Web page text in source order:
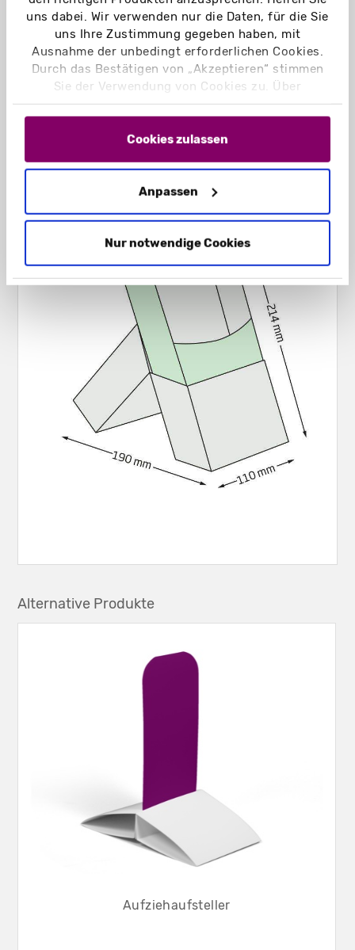
uns dabei. Wir verwenden nur die Daten, für die Sie
uns Ihre Zustimmung gegeben haben, mit
Ausnahme der unbedingt erforderlichen Cookies.
Durch das Bestätigen von „Akzeptieren“ stimmen
Sie der Verwendung von Cookies zu. Über
„Einstellungen“ können Sie auswählen, welche
Cookies Sie zulassen. Hier finden Sie unser
und unsereDatenschutzerklärung
Cookies zulassen
Anpassen
Nur notwendige Cookies
290 g/m²
Naturkarton braun 350 g/m²
Naturkarton schwarz 350 g/m²
Graskarton 400 g/m²
Einsatzbereich:
Postkarten, Halterung für Broschüren oder
Infomaterial in DIN lang
Alternative Produkte
Aufziehaufsteller